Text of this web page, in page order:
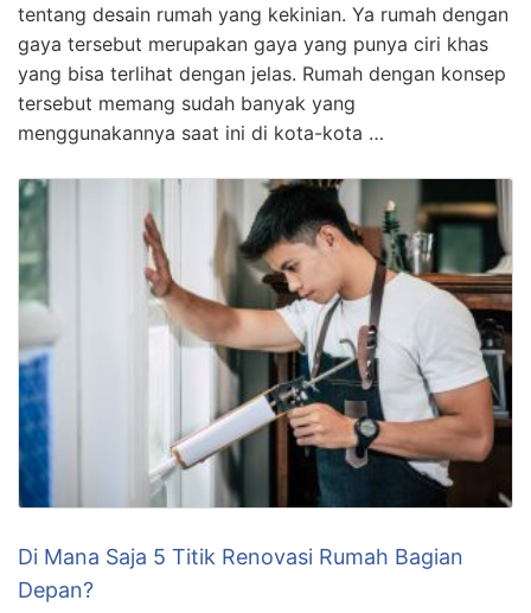
tentang desain rumah yang kekinian. Ya rumah dengan
gaya tersebut merupakan gaya yang punya ciri khas
yang bisa terlihat dengan jelas. Rumah dengan konsep
tersebut memang sudah banyak yang
menggunakannya saat ini di kota-kota …
Di Mana Saja 5 Titik Renovasi Rumah Bagian
Depan?